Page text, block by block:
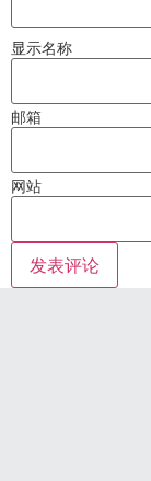
显示名称
邮箱
网站